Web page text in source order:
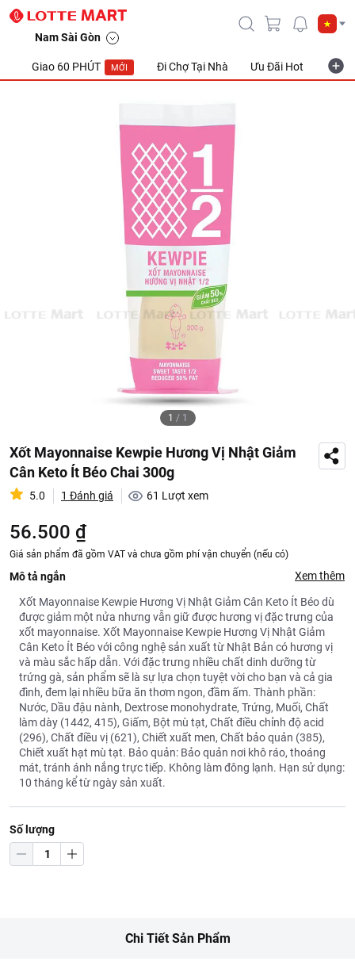
Nam Sài Gòn
Giao 60 PHÚT MỚI Đi Chợ Tại Nhà Ưu Đãi Hot
1 / 1
Xốt Mayonnaise Kewpie Hương Vị Nhật Giảm
Cân Keto Ít Béo Chai 300g
5.0 1 Đánh giá 61 Lượt xem
56.500 ₫
Giá sản phẩm đã gồm VAT và chưa gồm phí vận chuyển (nếu có)
Mô tả ngắn Xem thêm
Xốt Mayonnaise Kewpie Hương Vị Nhật Giảm Cân Keto Ít Béo dù
được giảm một nửa nhưng vẫn giữ được hương vị đặc trưng của
xốt mayonnaise. Xốt Mayonnaise Kewpie Hương Vị Nhật Giảm
Cân Keto Ít Béo với công nghệ sản xuất từ Nhật Bản có hương vị
và màu sắc hấp dẫn. Với đặc trưng nhiều chất dinh dưỡng từ
trứng gà, sản phẩm sẽ là sự lựa chọn tuyệt vời cho bạn và cả gia
đình, đem lại nhiều bữa ăn thơm ngon, đầm ấm. Thành phần:
Nước, Dầu đậu nành, Dextrose monohydrate, Trứng, Muối, Chất
làm dày (1442, 415), Giấm, Bột mù tạt, Chất điều chỉnh độ acid
(296), Chất điều vị (621), Chiết xuất men, Chất bảo quản (385),
Chiết xuất hạt mù tạt. Bảo quản: Bảo quản nơi khô ráo, thoáng
mát, tránh ánh nắng trực tiếp. Không làm đông lạnh. Hạn sử dụng:
10 tháng kể từ ngày sản xuất.
Số lượng
Chi Tiết Sản Phẩm